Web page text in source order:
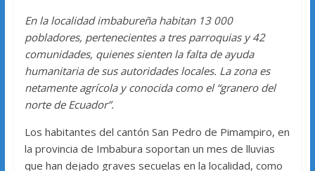
En la localidad imbabureña habitan 13 000
pobladores, pertenecientes a tres parroquias y 42
comunidades, quienes sienten la falta de ayuda
humanitaria de sus autoridades locales. La zona es
netamente agrícola y conocida como el “granero del
norte de Ecuador”.
Los habitantes del cantón San Pedro de Pimampiro, en
la provincia de Imbabura soportan un mes de lluvias
que han dejado graves secuelas en la localidad, como